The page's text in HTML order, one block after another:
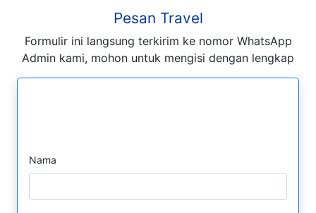
Pesan Travel
Formulir ini langsung terkirim ke nomor WhatsApp
Admin kami, mohon untuk mengisi dengan lengkap
Nama